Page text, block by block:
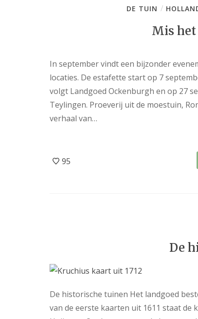
DE TUIN /
Mis het
In september vindt een bijzonder
locaties. De estafette start op 7
volgt Landgoed Ockenburgh en op 27
Teylingen. Proeverij uit de moestuin,
verhaal van…
95
De
De historische tuinen Het landgoed
van de eerste kaarten uit 1611 staat de